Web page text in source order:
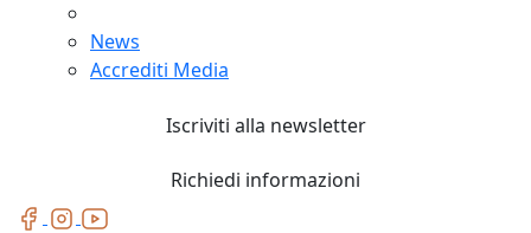
News
Accrediti Media
Iscriviti alla newsletter
Richiedi informazioni